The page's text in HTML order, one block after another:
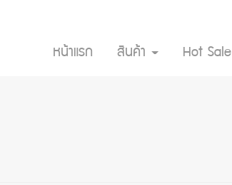
หน้าแรก สินค้า Hot Sale